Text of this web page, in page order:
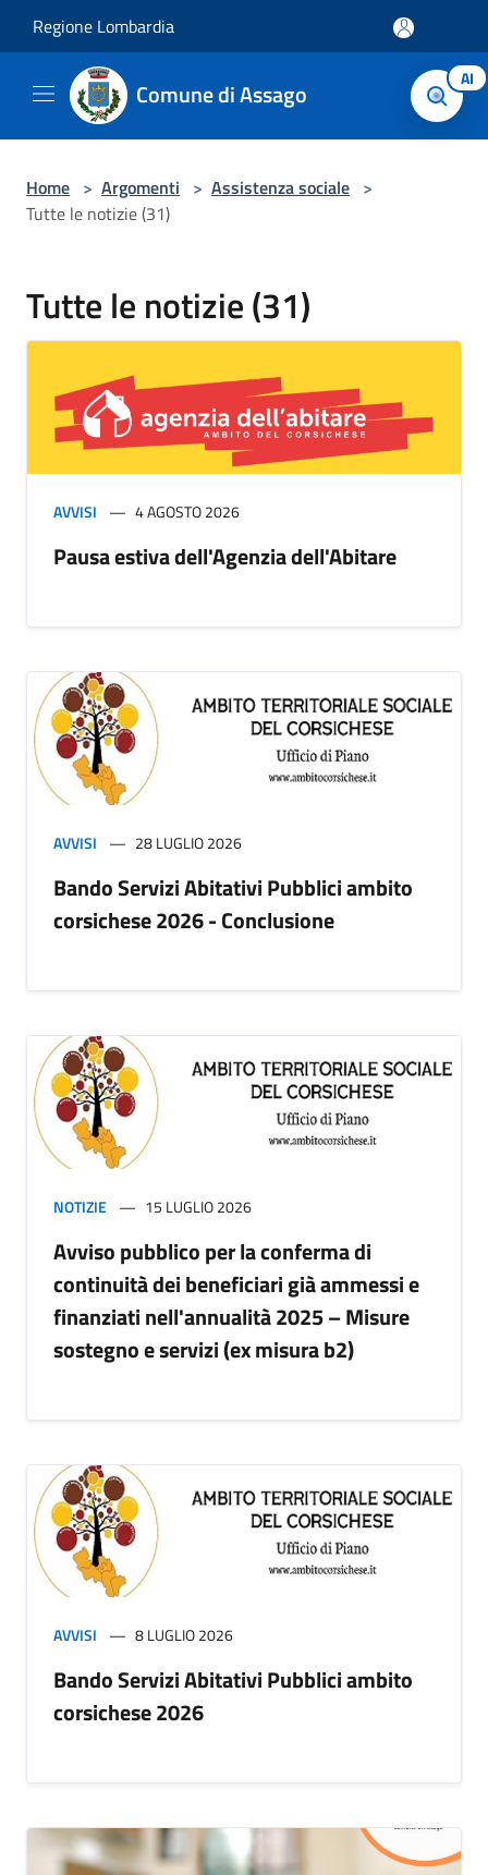
Regione Lombardia
Comune di Assago AI
Home > Argomenti > Assistenza sociale >
Tutte le notizie (31)
Tutte le notizie (31)
AVVISI 4 AGOSTO 2026
Pausa estiva dell'Agenzia dell'Abitare
AVVISI 28 LUGLIO 2026
Bando Servizi Abitativi Pubblici ambito
corsichese 2026 - Conclusione
NOTIZIE 15 LUGLIO 2026
Avviso pubblico per la conferma di
continuità dei beneficiari già ammessi e
finanziati nell'annualità 2025 – Misure
sostegno e servizi (ex misura b2)
AVVISI 8 LUGLIO 2026
Bando Servizi Abitativi Pubblici ambito
corsichese 2026